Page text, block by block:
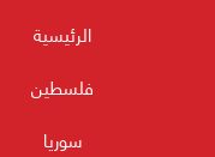
الرئيسية
فلسطين
سوريا